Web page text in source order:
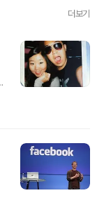
더보기